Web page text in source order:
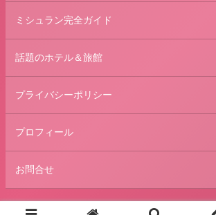
ミシュラン完全ガイド
話題のホテル＆旅館
プライバシーポリシー
プロフィール
お問合せ